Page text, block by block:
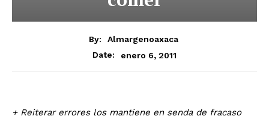
By:
Almargenoaxaca
Date:
enero 6, 2011
­+ Reiterar errores los mantiene en senda de fracaso